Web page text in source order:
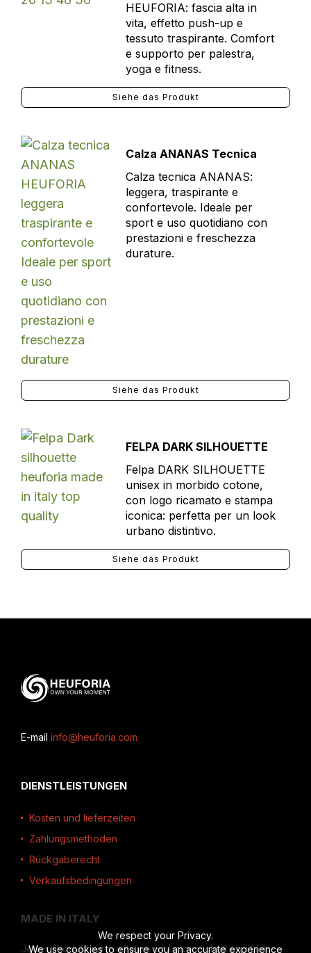
HEUFORIA: fascia alta in
vita, effetto push-up e
tessuto traspirante. Comfort
e supporto per palestra,
yoga e fitness.
Siehe das Produkt
Calza ANANAS Tecnica
Calza tecnica ANANAS:
leggera, traspirante e
confortevole. Ideale per
sport e uso quotidiano con
prestazioni e freschezza
durature.
Siehe das Produkt
FELPA DARK SILHOUETTE
Felpa DARK SILHOUETTE
unisex in morbido cotone,
con logo ricamato e stampa
iconica: perfetta per un look
urbano distintivo.
Siehe das Produkt
E-mail info@heuforia.com
DIENSTLEISTUNGEN
Kosten und lieferzeiten
Zahlungsmethoden
Rückgaberecht
Verkaufsbedingungen
MADE IN ITALY
Jedes Produkt wird in Italien mit Leidenschaft und Liebe
We respect your Privacy.
We use cookies to ensure you an accurate experience